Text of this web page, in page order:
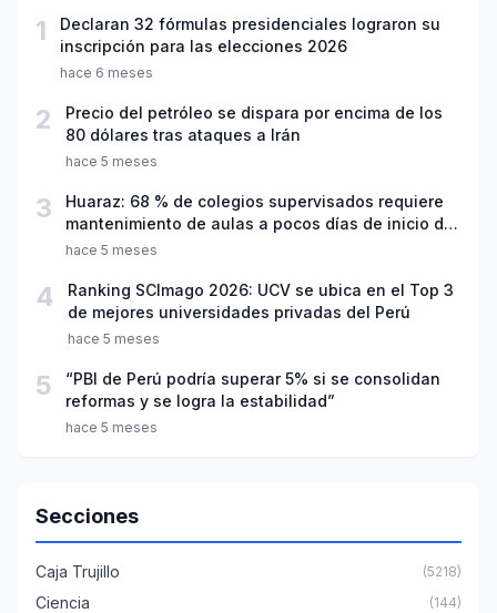
1
Declaran 32 fórmulas presidenciales lograron su
inscripción para las elecciones 2026
hace 6 meses
2
Precio del petróleo se dispara por encima de los
80 dólares tras ataques a Irán
hace 5 meses
3
Huaraz: 68 % de colegios supervisados requiere
mantenimiento de aulas a pocos días de inicio del
año escolar 2026
hace 5 meses
4
Ranking SCImago 2026: UCV se ubica en el Top 3
de mejores universidades privadas del Perú
hace 5 meses
5
“PBI de Perú podría superar 5% si se consolidan
reformas y se logra la estabilidad”
hace 5 meses
Secciones
Caja Trujillo (5218)
Ciencia (144)